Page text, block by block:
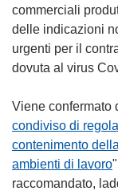
commerciali
delle indicazioni
urgenti per il
dovuta al virus
Viene confermato
condiviso di
contenimento
ambienti di lavoro
raccomandato,